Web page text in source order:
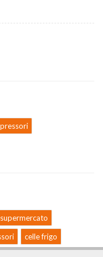
supermercato
celle frigo